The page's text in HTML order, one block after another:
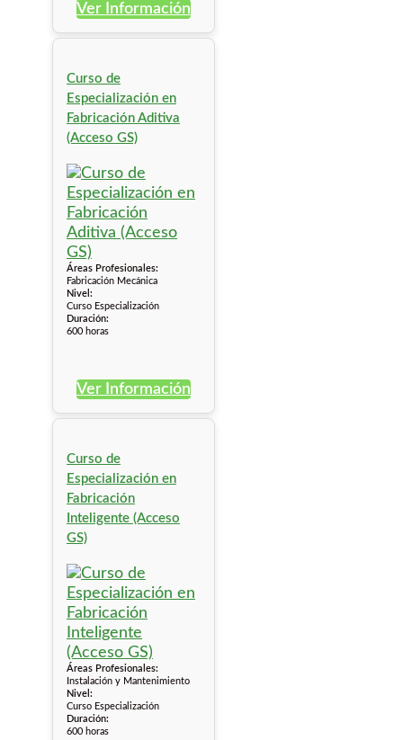
Ver Información
Curso de
Especialización en
Fabricación Aditiva
(Acceso GS)
Áreas Profesionales:
Fabricación Mecánica
Nivel:
Curso Especialización
Duración:
600 horas
Ver Información
Curso de
Especialización en
Fabricación
Inteligente (Acceso
GS)
Áreas Profesionales:
Instalación y Mantenimiento
Nivel:
Curso Especialización
Duración:
600 horas